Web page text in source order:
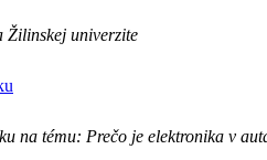
Žilinskej univerzite
na tému: Prečo je elektronika v